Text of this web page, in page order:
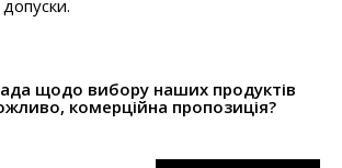
допуски.
щодо вибору наших продуктів
комерційна пропозиція?